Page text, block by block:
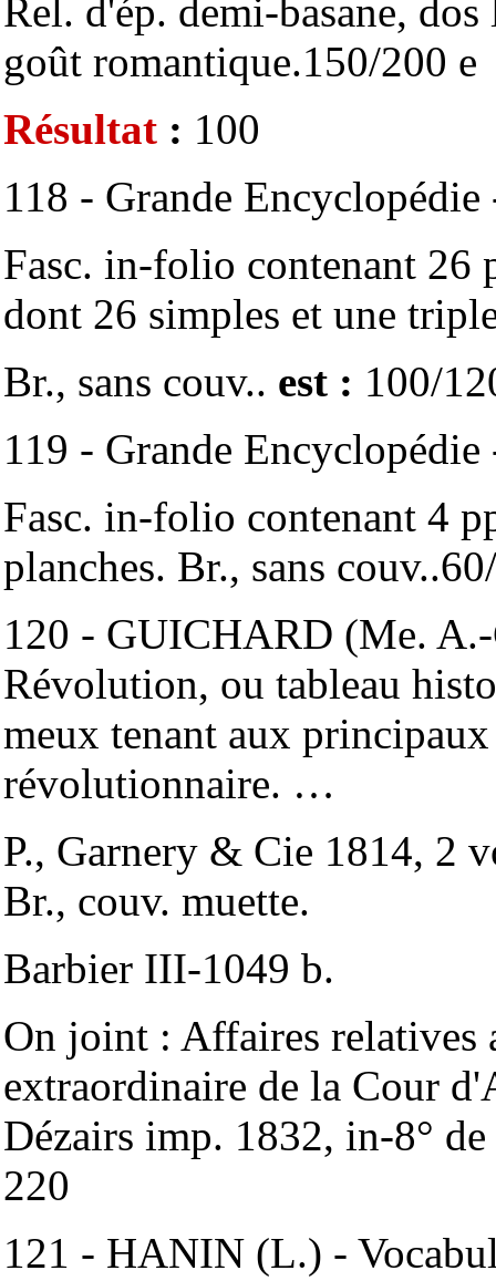
Rel. d'ép. demi-basane,
goût romantique.150/200 e
Résultat : 100
118 - Grande
Fasc. in-folio contenant 26
dont 26 simples et une
Br., sans couv.. est : 100/
119 - Grande
Fasc. in-folio contenant 4
planches. Br., sans
120 - GUICHARD (Me. A.-
Révolution, ou tableau
meux tenant aux
révolutionnaire. …
P., Garnery & Cie 1814, 2
Br., couv. muette.
Barbier III-1049 b.
On joint : Affaires relatives
extraordinaire de la Cour
Dézairs imp. 1832, in-8°
220
121 - HANIN (L.) -